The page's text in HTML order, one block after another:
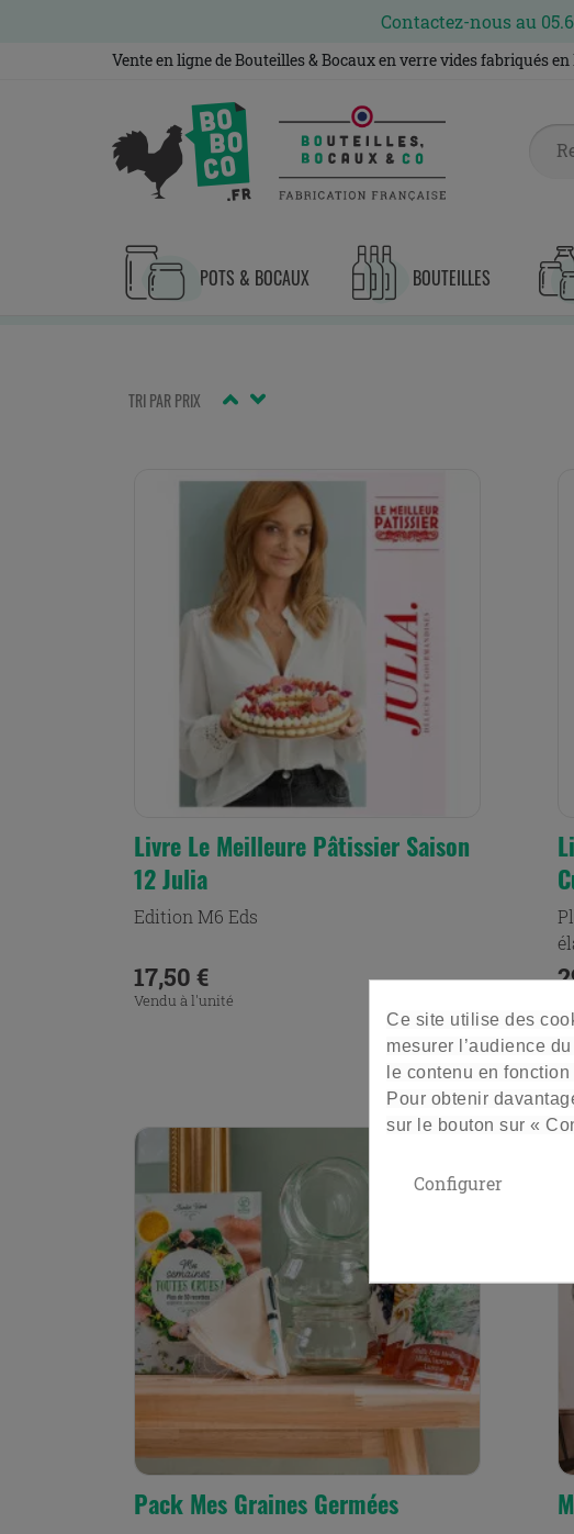
Contactez-nous au
Vente en ligne de Bouteilles & Bocaux en verre vides fabriqués
POTS & BOCAUX BOUTEILLES
TRI PAR PRIX
Livre Le Meilleure Pâtissier Saison
12 Julia
Edition M6 Eds
Prix
17,50 €
Vendu à l'unité
Pack Mes Graines Germées
Ce site utilise des
mesurer l’audience
le contenu en
Pour obtenir
sur le bouton sur «
Configurer